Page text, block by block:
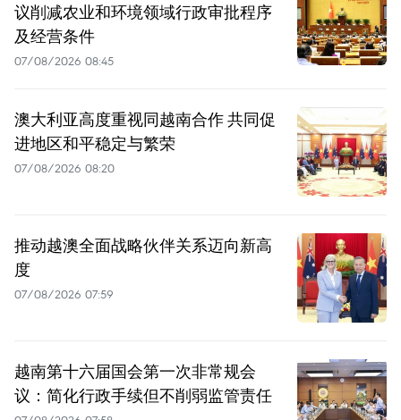
议削减农业和环境领域行政审批程序
及经营条件
07/08/2026 08:45
澳大利亚高度重视同越南合作 共同促
进地区和平稳定与繁荣
07/08/2026 08:20
推动越澳全面战略伙伴关系迈向新高
度
07/08/2026 07:59
越南第十六届国会第一次非常规会
议：简化行政手续但不削弱监管责任